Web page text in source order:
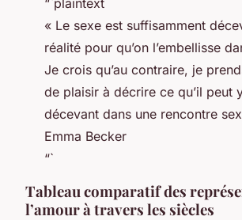
« Le sexe est suffisamment
réalité pour qu’on l’embellisse
Je crois qu’au contraire, je
de plaisir à décrire ce qu’il peut
décevant dans une rencontre
Emma Becker
“`
Tableau comparatif des
l’amour à travers les siècles